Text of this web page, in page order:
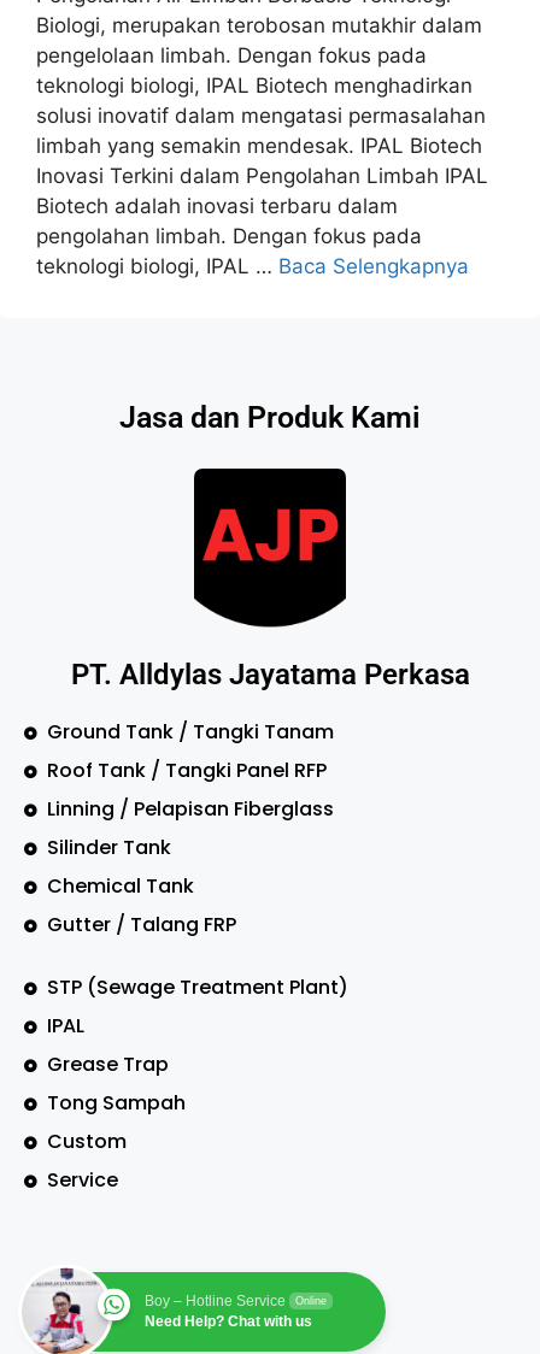
Biologi, merupakan terobosan mutakhir dalam
pengelolaan limbah. Dengan fokus pada
teknologi biologi, IPAL Biotech menghadirkan
solusi inovatif dalam mengatasi permasalahan
limbah yang semakin mendesak. IPAL Biotech
Inovasi Terkini dalam Pengolahan Limbah IPAL
Biotech adalah inovasi terbaru dalam
pengolahan limbah. Dengan fokus pada
teknologi biologi, IPAL … Baca Selengkapnya
Jasa dan Produk Kami
PT. Alldylas Jayatama Perkasa
Ground Tank / Tangki Tanam
Roof Tank / Tangki Panel RFP
Linning / Pelapisan Fiberglass
Silinder Tank
Chemical Tank
Gutter / Talang FRP
STP (Sewage Treatment Plant)
IPAL
Grease Trap
Tong Sampah
Custom
Service
Boy – Hotline Service Online
Need Help? Chat with us